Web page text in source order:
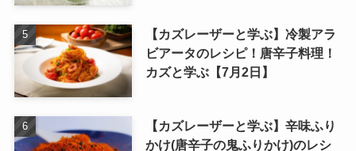
【カズレーザーと学ぶ】冷製アラ
ビアータのレシピ！唐辛子料理！
カズと学ぶ【7月2日】
【カズレーザーと学ぶ】辛味ふり
かけ(唐辛子の鬼ふりかけ)のレシ